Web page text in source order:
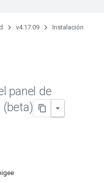
v4.17.09 Instalación
panel de
(beta)